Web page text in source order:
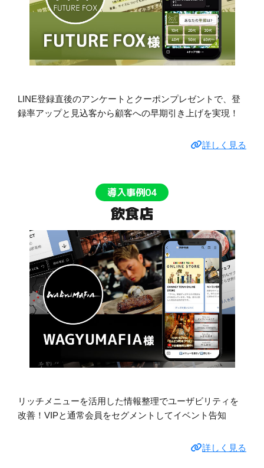
LINE登録直後のアンケートとクーポンプレゼントで、登
録率アップと見込客から顧客への早期引き上げを実現！
詳しく見る
導入事例04
飲食店
リッチメニューを活用した情報整理でユーザビリティを
改善！VIPと通常会員をセグメントしてイベント告知
詳しく見る